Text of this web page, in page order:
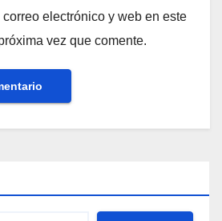
electrónico y web en este
vez que comente.